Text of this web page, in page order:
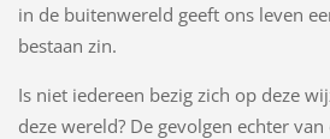
in de buitenwereld geeft ons leven
bestaan zin.
Is niet iedereen bezig zich op deze
deze wereld? De gevolgen echter